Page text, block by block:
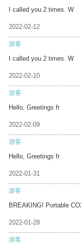
I called you 2 times. W
2022-02-12
游客
I called you 2 times. W
2022-02-10
游客
Hello, Greetings fr
2022-02-09
游客
Hello, Greetings fr
2022-01-31
游客
BREAKING! Portable
2022-01-28
游客